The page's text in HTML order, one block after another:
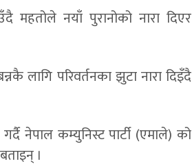
महतोले नयाँ पुरानोको नारा दिएर
लागि परिवर्तनका झुटा नारा दिइँदै
नेपाल कम्युनिस्ट पार्टी (एमाले) को
।